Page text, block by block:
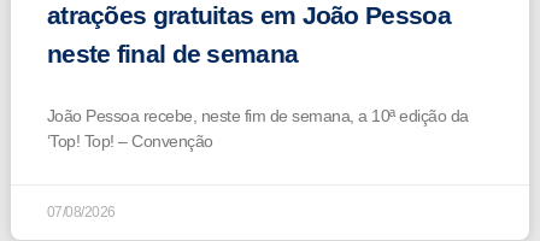
atrações gratuitas em João Pessoa
neste final de semana
João Pessoa recebe, neste fim de semana, a 10ª edição da
‘Top! Top! – Convenção
07/08/2026